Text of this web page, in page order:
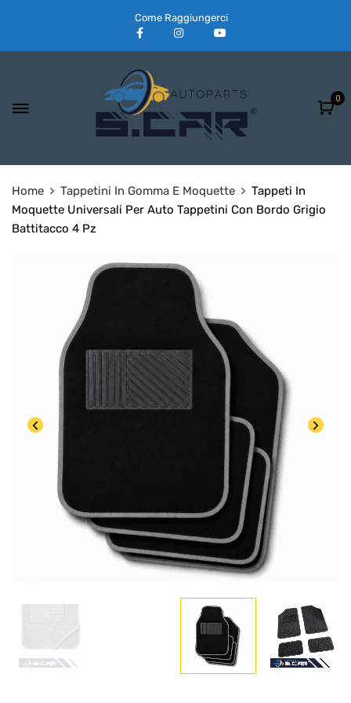
Come Raggiungerci
0
Home Tappetini In Gomma E Moquette
Tappeti In
Moquette Universali Per Auto Tappetini Con Bordo Grigio
Battitacco 4 Pz